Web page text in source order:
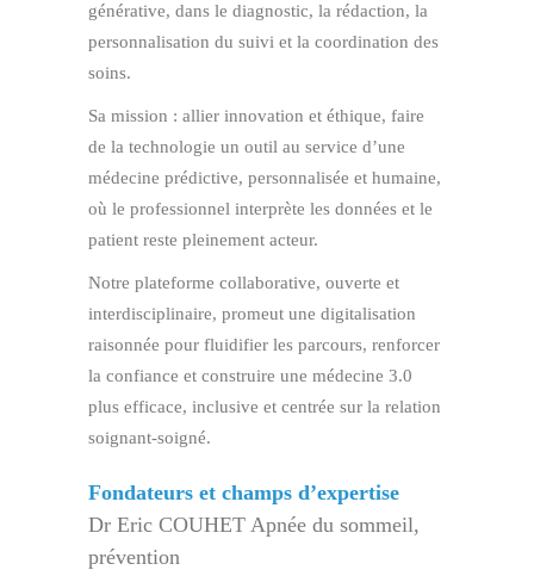
générative, dans le diagnostic, la rédaction, la
personnalisation du suivi et la coordination des
soins.
Sa mission : allier innovation et éthique, faire
de la technologie un outil au service d’une
médecine prédictive, personnalisée et humaine,
où le professionnel interprète les données et le
patient reste pleinement acteur.
Notre plateforme collaborative, ouverte et
interdisciplinaire, promeut une digitalisation
raisonnée pour fluidifier les parcours, renforcer
la confiance et construire une médecine 3.0
plus efficace, inclusive et centrée sur la relation
soignant-soigné.
Fondateurs et champs d’expertise
Dr Eric COUHET Apnée du sommeil,
prévention